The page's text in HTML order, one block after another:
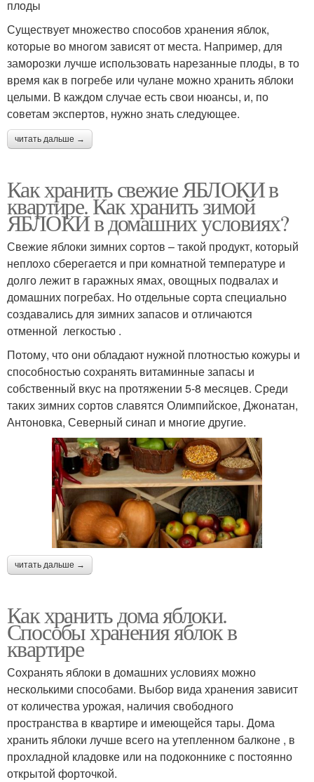
плоды
Существует множество способов хранения яблок,
которые во многом зависят от места. Например, для
заморозки лучше использовать нарезанные плоды, в то
время как в погребе или чулане можно хранить яблоки
целыми. В каждом случае есть свои нюансы, и, по
советам экспертов, нужно знать следующее.
читать дальше →
Как хранить свежие ЯБЛОКИ в
квартире. Как хранить зимой
ЯБЛОКИ в домашних условиях?
Свежие яблоки зимних сортов – такой продукт, который
неплохо сберегается и при комнатной температуре и
долго лежит в гаражных ямах, овощных подвалах и
домашних погребах. Но отдельные сорта специально
создавались для зимних запасов и отличаются
отменной легкостью .
Потому, что они обладают нужной плотностью кожуры и
способностью сохранять витаминные запасы и
собственный вкус на протяжении 5-8 месяцев. Среди
таких зимних сортов славятся Олимпийское, Джонатан,
Антоновка, Северный синап и многие другие.
читать дальше →
Как хранить дома яблоки.
Способы хранения яблок в
квартире
Сохранять яблоки в домашних условиях можно
несколькими способами. Выбор вида хранения зависит
от количества урожая, наличия свободного
пространства в квартире и имеющейся тары. Дома
хранить яблоки лучше всего на утепленном балконе , в
прохладной кладовке или на подоконнике с постоянно
открытой форточкой.